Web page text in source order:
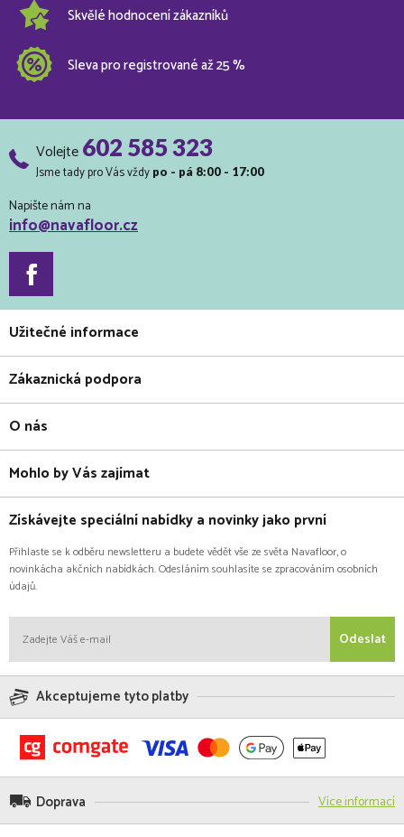
Skvělé hodnocení zákazníků
Sleva pro registrované až 25 %
Volejte602 585 323
Jsme tady pro Vás vždy po - pá 8:00 - 17:00
Napište nám na
info@navafloor.cz
Užitečné informace
Zákaznická podpora
O nás
Mohlo by Vás zajímat
Získávejte speciální nabídky a novinky jako první
Přihlaste se k odběru newsletteru a budete vědět vše ze světa Navafloor, o
novinkácha akčních nabídkách. Odesláním souhlasíte se zpracováním osobních
údajů.
Odeslat
Akceptujeme tyto platby
Doprava Více informací